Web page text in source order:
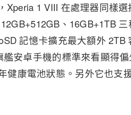
Xperia 1 VIII 在處理器同樣
、16GB+1TB
記憶卡擴充最大額外
艦安卓手機的標準來看顯得
健康電池狀態。另外它也支